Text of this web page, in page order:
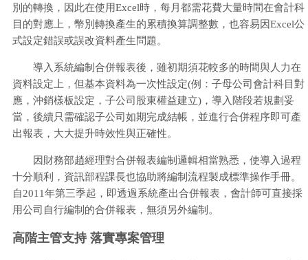
別的轉換，因此在使用Excel時，每月都需花費大量時間在會計科
目的對應上，幣別轉換產生的累積換算調整數，也容易因Excel公
式設定錯誤或誤改資料產生問題。
導入系統編制合併報表後，雖初期須花較多的時間與人力在
資料設定上，但基本資料為一次性設定(例：子母公司會計科目對
應，沖銷樣板設定，子公司股東權益建立)，導入階段若規劃妥
當，後續只需確認子公司如期完成結帳，並進行合併程序即可產
出報表，大大提升時效性與正確性。
因財務部趙經理對合併報表編制邏輯相當熟悉，使導入過程
十分順利，資訊部程課長也協助將編制流程製成標準操作手冊。
自2011年第三季起，即透過系統產出合併報表，會計師可直接採
用公司自行編制的合併報表，無須另外編制。
高階主管支持 落實專案管理